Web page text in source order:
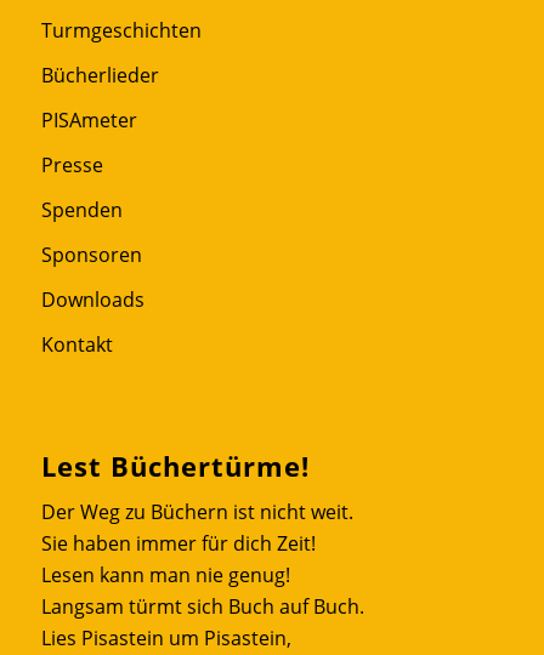
Turmgeschichten
Bücherlieder
PISAmeter
Presse
Spenden
Sponsoren
Downloads
Kontakt
Lest Büchertürme!
Der Weg zu Büchern ist nicht weit.
Sie haben immer für dich Zeit!
Lesen kann man nie genug!
Langsam türmt sich Buch auf Buch.
Lies Pisastein um Pisastein,